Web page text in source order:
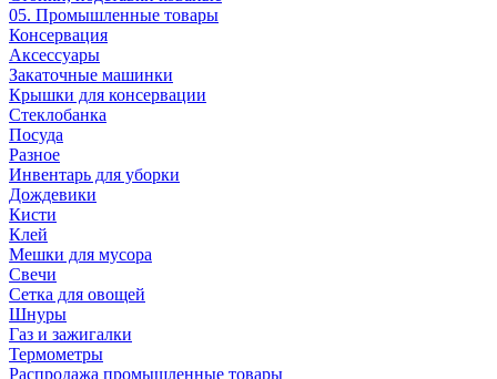
05. Промышленные товары
Консервация
Аксессуары
Закаточные машинки
Крышки для консервации
Стеклобанка
Посуда
Разное
Инвентарь для уборки
Дождевики
Кисти
Клей
Мешки для мусора
Свечи
Сетка для овощей
Шнуры
Газ и зажигалки
Термометры
Распродажа промышленные товары